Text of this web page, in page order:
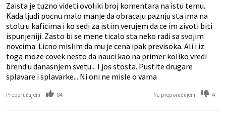
Zaista je tuzno videti ovoliki broj komentara na istu temu.
Kada ljudi pocnu malo manje da obracaju paznju sta ima na
stolu u kaficima i ko sedi za istim verujem da ce im zivoti biti
ispunjeniji. Zasto bi se mene ticalo sta neko radi sa svojim
novcima. Licno mislim da mu je cena ipak previsoka. Ali i iz
toga moze covek nesto da nauci kao na primer koliko vredi
brend u danasnjem svetu... I jos stosta. Pustite drugare
splavare i splavarke... Ni oni ne misle o vama
Preporučujem 84 Ne preporučujem 4